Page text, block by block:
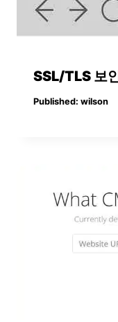
SSL/TLS 보
Published: wilson